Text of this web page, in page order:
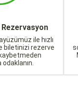
Rezervasyon
ile hızlı
biletinizi rezerve